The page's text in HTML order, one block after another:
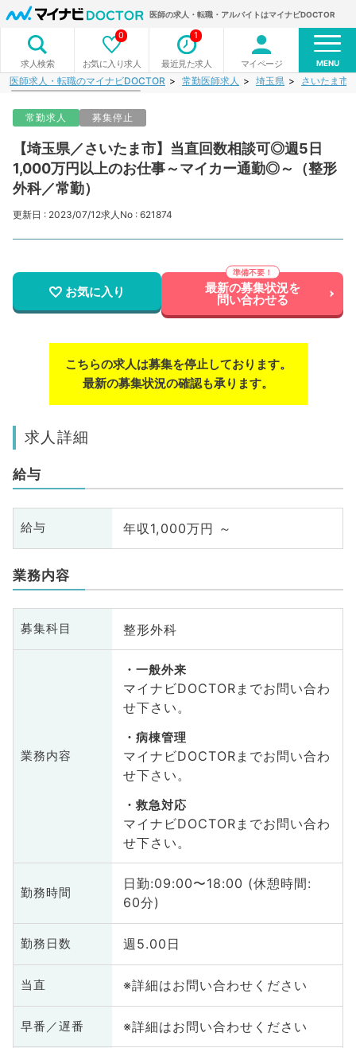
医師の求人・転職・アルバイトはマイナビDOCTOR
求人検索 お気に入り求人
0
最近見た求人
1
マイページ MENU
医師求人・転職のマイナビDOCTOR 常勤医師求人 埼玉県 さいたま市
常勤求人 募集停止
【埼玉県／さいたま市】当直回数相談可◎週5日
1,000万円以上のお仕事～マイカー通勤◎～（整形
外科／常勤）
更新日 : 2023/07/12求人No : 621874
お気に入り 最新の募集状況を
問い合わせる
こちらの求人は募集を停止しております。
最新の募集状況の確認も承ります。
求人詳細
給与
給与 年収1,000万円 ～
業務内容
募集科目 整形外科
業務内容
一般外来
マイナビDOCTORまでお問い合わ
せ下さい。
病棟管理
マイナビDOCTORまでお問い合わ
せ下さい。
救急対応
マイナビDOCTORまでお問い合わ
せ下さい。
勤務時間
日勤:09:00〜18:00 (休憩時間:
60分)
勤務日数 週5.00日
当直 ※詳細はお問い合わせください
早番／遅番 ※詳細はお問い合わせください